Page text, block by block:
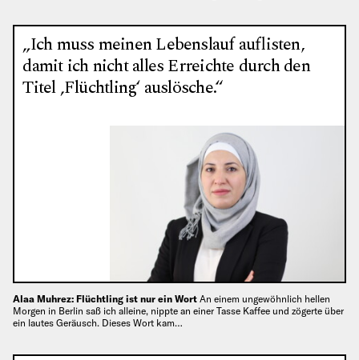
„Ich muss meinen Lebenslauf auflisten,
damit ich nicht alles Erreichte durch den
Titel ‚Flüchtling‘ auslösche.“
Alaa Muhrez: Flüchtling ist nur ein Wort An einem ungewöhnlich hellen
Morgen in Berlin saß ich alleine, nippte an einer Tasse Kaffee und zögerte über
ein lautes Geräusch. Dieses Wort kam…